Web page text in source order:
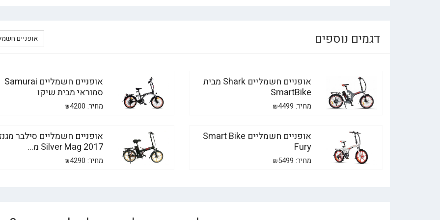
דגמים נוספים אופניים
אופניים חשמליים Shark מבית
SmartBike
מחיר: ₪4499
אופניים חשמליים Samurai
סמוראי מבית שיקו
מחיר: ₪4200
אופניים חשמליים Smart Bike
Fury
מחיר: ₪5499
אופניים חשמליים סילבר
2017 Silver Mag מ...
מחיר: ₪4290